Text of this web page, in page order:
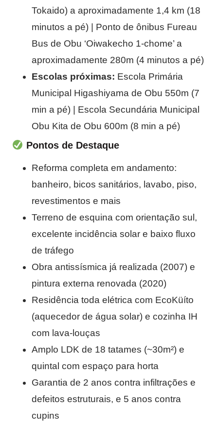
Tokaido) a aproximadamente 1,4 km (18
minutos a pé) | Ponto de ônibus Fureau
Bus de Obu ‘Oiwakecho 1-chome’ a
aproximadamente 280m (4 minutos a pé)
Escolas próximas: Escola Primária
Municipal Higashiyama de Obu 550m (7
min a pé) | Escola Secundária Municipal
Obu Kita de Obu 600m (8 min a pé)
Pontos de Destaque
Reforma completa em andamento:
banheiro, bicos sanitários, lavabo, piso,
revestimentos e mais
Terreno de esquina com orientação sul,
excelente incidência solar e baixo fluxo
de tráfego
Obra antissísmica já realizada (2007) e
pintura externa renovada (2020)
Residência toda elétrica com EcoKüíto
(aquecedor de água solar) e cozinha IH
com lava-louças
Amplo LDK de 18 tatames (~30m²) e
quintal com espaço para horta
Garantia de 2 anos contra infiltrações e
defeitos estruturais, e 5 anos contra
cupins